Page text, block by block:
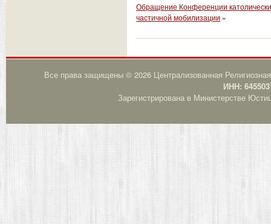
Обращение Конференции
частичной мобилизации »
Все права защищены © 2026 Централизованная
ИНН:
Зарегистрирована в Министерстве